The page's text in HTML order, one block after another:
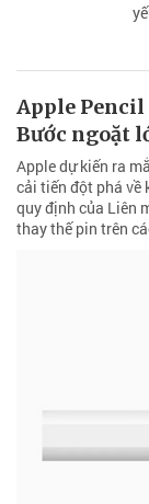
Apple
Bước ngoặt
Apple dự kiến ra
cải tiến đột phá về
quy định của Liên
thay thế pin trên